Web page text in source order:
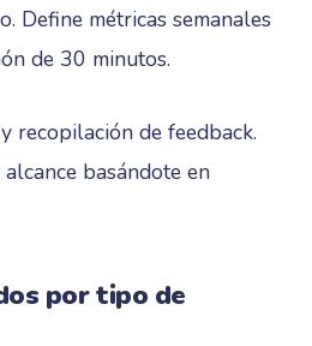
Define métricas semanales
de 30 minutos.
recopilación de feedback.
basándote en
por tipo de